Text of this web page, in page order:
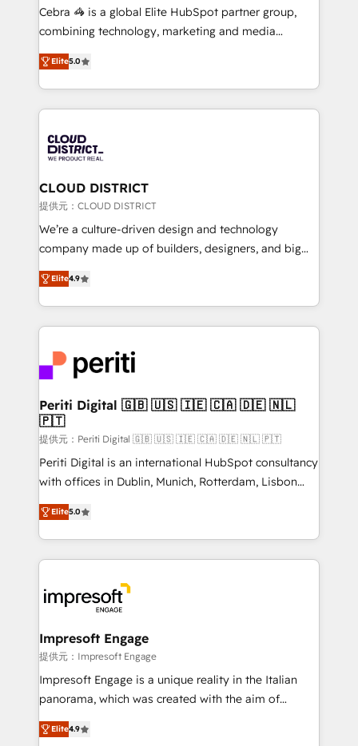
boost with a new HubSpot site Recognized leaders:
🏆 HubSpot Platform Migration Impact Award 🏆
Inbound Campaign of the Year 🏆 Gold AVA Digital
Award for Best Website 🌟 Accreditations: CRM
Cebra 🦓 is a global Elite HubSpot partner group,
combining technology, marketing and media
expertise across Latin America and Southern
Europe, with teams across 7 countries. Born in Chile,
we combine local insight with international reach to
help businesses grow through technology, creativity,
500+ HubSpot implementations, building end-to-
end solutions that integrate CRM, AI automation,
inbound and loop marketing, content, and digital
creativity. Our multicultural team works in Spanish,
Portuguese, and English to design scalable strategies
that drive measurable growth. 🌎 Highlights: • 10+
Platform Migration Excellence. • Top 3 Partner of the
Year LATAM 2022, 2023, 2024, 2025. • Partner of the
business with HubSpot? Let Cebra’s experts help
you grow faster, smarter, and with impact.
Elite5.0
CLOUD DISTRICT
提供元：CLOUD DISTRICT
We’re a culture-driven design and technology
company made up of builders, designers, and big
thinkers. We blend strategy, design, and
development—always fueled by curiosity—to turn
ideas, opportunities, and challenges into meaningful
experiences. To us, technology is more than just
and—most importantly—simple. That’s why we lean
into bold ideas and shape them into thoughtful
products and strategies that actually make a
difference.
Elite4.9
Periti Digital 🇬🇧 🇺🇸 🇮🇪 🇨🇦 🇩🇪 🇳🇱
🇵🇹
提供元：Periti Digital 🇬🇧 🇺🇸 🇮🇪 🇨🇦 🇩🇪 🇳🇱 🇵🇹
Periti Digital is an international HubSpot consultancy
with offices in Dublin, Munich, Rotterdam, Lisbon
and New York. 🔎 We are focused on enhancing
revenue-generation strategies for clients through
complete integration of core business processes
and systems (such as ERP and e-commerce
results. 🎯 We present a solution-centric approach
and we're focused on HubSpot. We work with some
of HubSpot's most important customers to generate
value from the platform in the long term. 🤖 We have
worked 400+ HubSpot customers across industries
but specialise in the more complex projects where
represent key aspects of the project's success.
Elite5.0
Impresoft Engage
提供元：Impresoft Engage
Impresoft Engage is a unique reality in the Italian
panorama, which was created with the aim of
putting Customer Experience at the center by
creating digital environments capable of integrating
Elite4.9